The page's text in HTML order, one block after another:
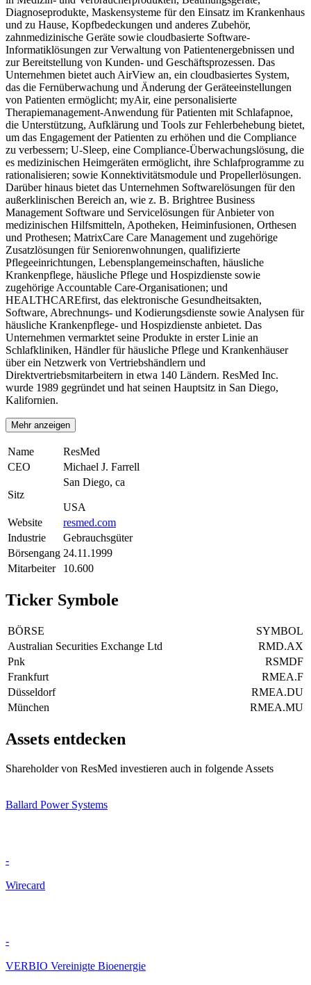
Diagnoseprodukte, Maskensysteme für den Einsatz im Krankenhaus
und zu Hause, Kopfbedeckungen und anderes Zubehör,
zahnmedizinische Geräte sowie cloudbasierte Software-
Informatiklösungen zur Verwaltung von Patientenergebnissen und
zur Bereitstellung von Kunden- und Geschäftsprozessen. Das
Unternehmen bietet auch AirView an, ein cloudbasiertes System,
das die Fernüberwachung und Änderung der Geräteeinstellungen
von Patienten ermöglicht; myAir, eine personalisierte
Therapiemanagement-Anwendung für Patienten mit Schlafapnoe,
die Unterstützung, Aufklärung und Tools zur Fehlerbehebung bietet,
um das Engagement der Patienten zu erhöhen und die Compliance
zu verbessern; U-Sleep, eine Compliance-Überwachungslösung, die
es medizinischen Heimgeräten ermöglicht, ihre Schlafprogramme zu
rationalisieren; sowie Konnektivitätsmodule und Propellerlösungen.
Darüber hinaus bietet das Unternehmen Softwarelösungen für den
außerklinischen Bereich an, wie z. B. Brightree Business
Management Software und Servicelösungen für Anbieter von
medizinischen Hilfsmitteln, Apotheken, Heiminfusionen, Orthesen
und Prothesen; MatrixCare Care Management und zugehörige
Zusatzlösungen für Seniorenwohnungen, qualifizierte
Pflegeeinrichtungen, Lebensplangemeinschaften, häusliche
Krankenpflege, häusliche Pflege und Hospizdienste sowie
zugehörige Accountable Care-Organisationen; und
HEALTHCAREfirst, das elektronische Gesundheitsakten,
Software, Abrechnungs- und Kodierungsdienste sowie Analysen für
häusliche Krankenpflege- und Hospizdienste anbietet. Das
Unternehmen vermarktet seine Produkte in erster Linie an
Schlafkliniken, Händler für häusliche Pflege und Krankenhäuser
über ein Netzwerk von Vertriebshändlern und
Direktvertriebsmitarbeitern in etwa 140 Ländern. ResMed Inc.
wurde 1989 gegründet und hat seinen Hauptsitz in San Diego,
Kalifornien.
Mehr anzeigen
Name
ResMed
CEO
Michael J. Farrell
Sitz
San Diego, ca
USA
Website
resmed.com
Industrie
Gebrauchsgüter
Börsengang 24.11.1999
Mitarbeiter
10.600
Ticker Symbole
BÖRSE
SYMBOL
Australian Securities Exchange Ltd
RMD.AX
Pnk
RSMDF
Frankfurt
RMEA.F
Düsseldorf
RMEA.DU
München
RMEA.MU
Assets entdecken
Shareholder von ResMed investieren auch in folgende Assets
Ballard Power Systems
-
Wirecard
-
VERBIO Vereinigte Bioenergie